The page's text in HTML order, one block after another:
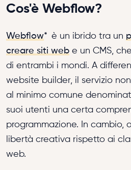
Cos'è Webflow?
Webflow* è un ibrido tra un
creare siti web e un CMS,
di entrambi i mondi. A
website builder, il servizio
al minimo comune
suoi utenti una certa
programmazione. In cambio,
libertà creativa rispetto ai
web.